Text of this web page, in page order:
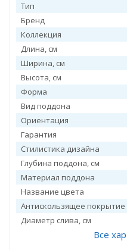
Тип
Бренд
Коллекция
Длина, см
Ширина, см
Высота, см
Форма
Вид поддона
Ориентация
Гарантия
Стилистика дизайна
Глубина поддона, см
Материал поддона
Название цвета
Антискользящее покрытие
Диаметр слива, см
Все